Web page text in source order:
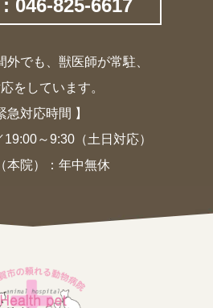
046-825-6617
外でも、獣医師が常駐、
をしています。
急対応時間 】
～9:30（土日対応）
本院）：年中無休